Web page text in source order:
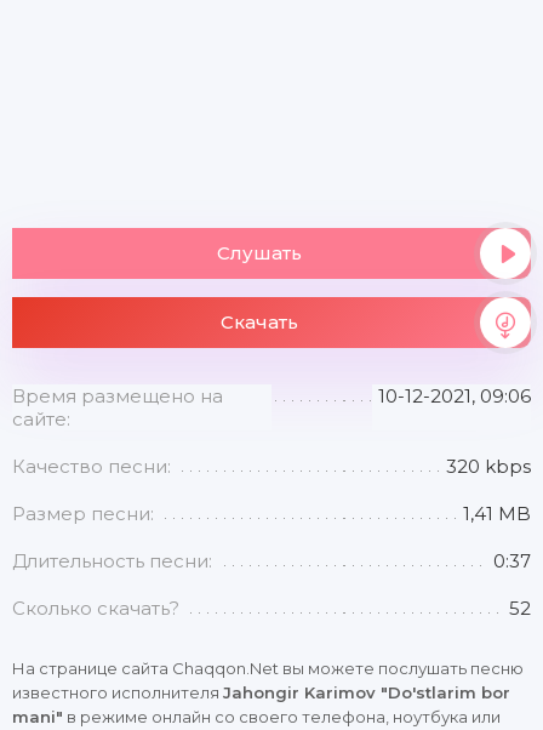
Слушать
Скачать
Время размещено на
сайте:
10-12-2021, 09:06
Качество песни: 320 kbps
Размер песни: 1,41 MB
Длительность песни: 0:37
Сколько скачать? 52
На странице сайта Chaqqon.Net вы можете послушать песню
известного исполнителя Jahongir Karimov "Do'stlarim bor
mani" в режиме онлайн со своего телефона, ноутбука или